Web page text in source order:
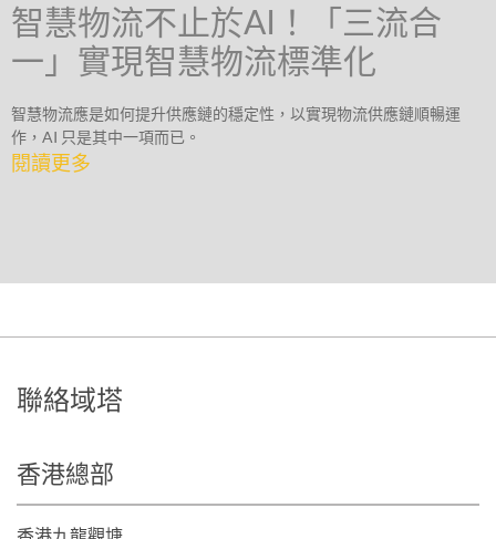
智慧物流不止於AI！「三流合
一」實現智慧物流標準化
智慧物流應是如何提升供應鏈的穩定性，以實現物流供應鏈順暢運
作，AI 只是其中一項而已。
閱讀更多
聯絡域塔
香港總部